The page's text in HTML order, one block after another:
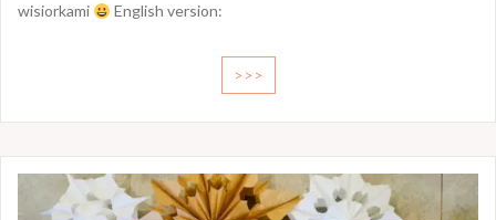
wisiorkami
English version:
>>>